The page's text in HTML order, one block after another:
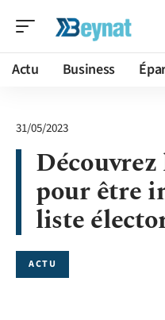
Actu Business
31/05/2023
pour être
liste
ACTU